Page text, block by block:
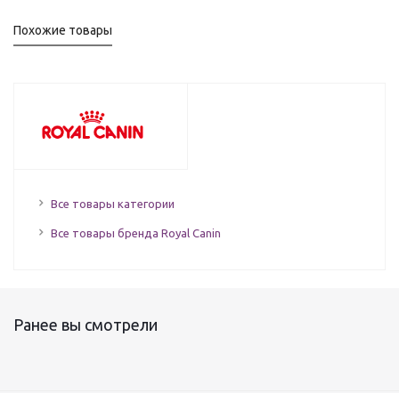
Похожие товары
Все товары категории
Все товары бренда Royal Canin
Ранее вы смотрели